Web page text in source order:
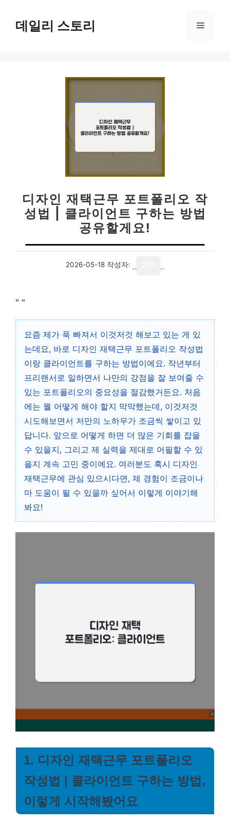
데일리 스토리 메
디자인 재택근무 포트폴리오 작
성법 | 클라이언트 구하는 방법
공유할게요!
2026-05-18 작성자:
" "
요즘 제가 푹 빠져서 이것저것 해보고 있는 게 있
는데요, 바로 디자인 재택근무 포트폴리오 작성법
이랑 클라이언트를 구하는 방법이에요. 작년부터
프리랜서로 일하면서 나만의 강점을 잘 보여줄 수
있는 포트폴리오의 중요성을 절감했거든요. 처음
에는 뭘 어떻게 해야 할지 막막했는데, 이것저것
시도해보면서 저만의 노하우가 조금씩 쌓이고 있
답니다. 앞으로 어떻게 하면 더 많은 기회를 잡을
수 있을지, 그리고 제 실력을 제대로 어필할 수 있
을지 계속 고민 중이에요. 여러분도 혹시 디자인
재택근무에 관심 있으시다면, 제 경험이 조금이나
마 도움이 될 수 있을까 싶어서 이렇게 이야기해
봐요!
1. 디자인 재택근무 포트폴리오
작성법 | 클라이언트 구하는 방법,
이렇게 시작해봤어요